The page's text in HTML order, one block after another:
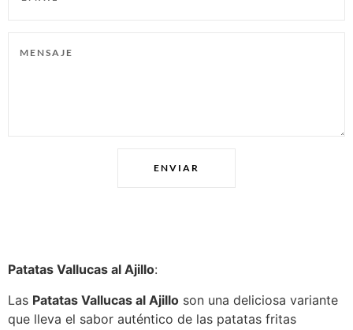
ENVIAR
Patatas Vallucas al Ajillo:
Las Patatas Vallucas al Ajillo son una deliciosa variante
que lleva el sabor auténtico de las patatas fritas